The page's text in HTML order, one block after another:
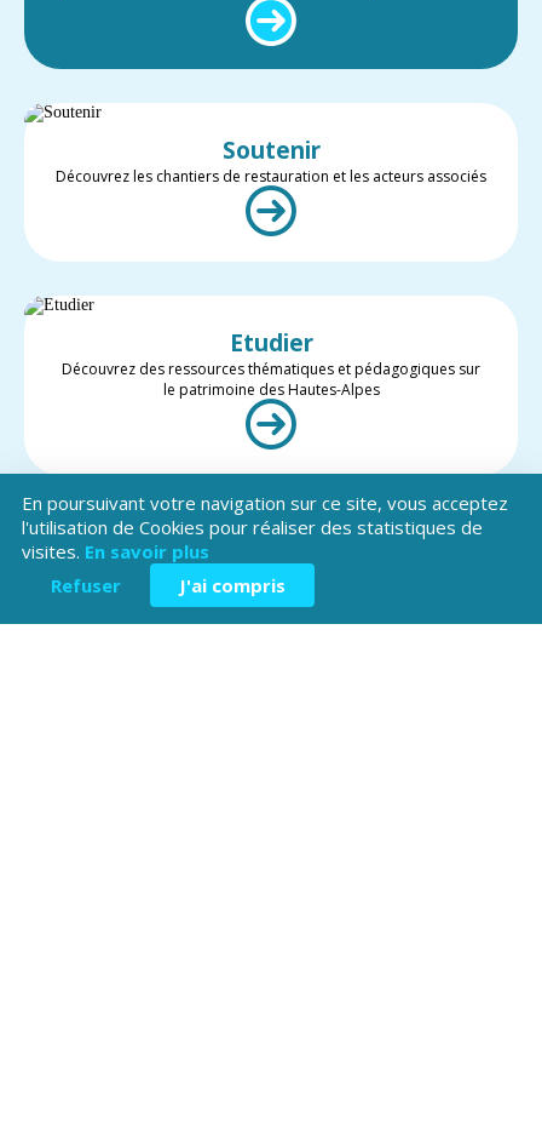
Soutenir
Découvrez les chantiers de restauration et les acteurs associés
Etudier
Découvrez des ressources thématiques et pédagogiques sur
le patrimoine des Hautes-Alpes
Valoriser
Restez informé des projets et des actualités du patrimoine des
Hautes-Alpes
En poursuivant votre navigation sur ce site, vous acceptez
l'utilisation de Cookies pour réaliser des statistiques de
visites. En savoir plus
Refuser
J'ai compris